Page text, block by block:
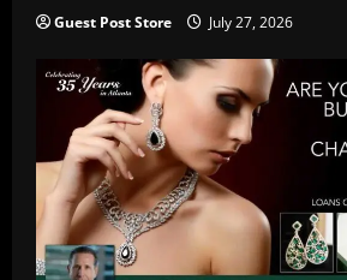
Guest Post Store July 27, 2026